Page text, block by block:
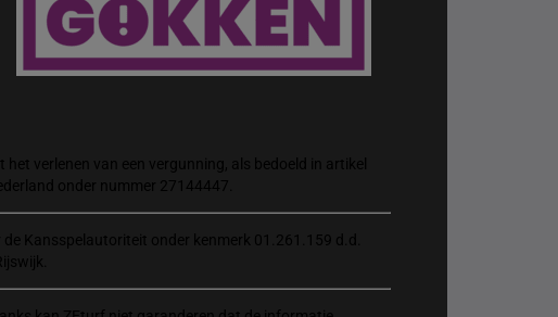
verlenen van een vergunning, als bedoeld in artikel
onder nummer 27144447.
Kansspelautoriteit onder kenmerk 01.261.159 d.d.